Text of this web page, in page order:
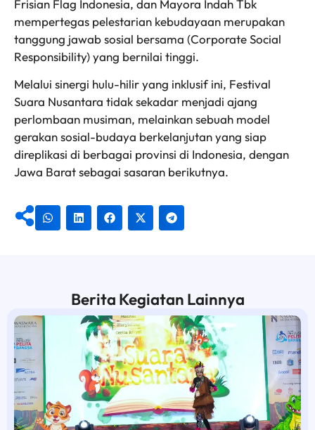
Frisian Flag Indonesia, dan Mayora Indah Tbk
mempertegas pelestarian kebudayaan merupakan
tanggung jawab sosial bersama (Corporate Social
Responsibility) yang bernilai tinggi.
Melalui sinergi hulu-hilir yang inklusif ini, Festival
Suara Nusantara tidak sekadar menjadi ajang
perlombaan musiman, melainkan sebuah model
gerakan sosial-budaya berkelanjutan yang siap
direplikasi di berbagai provinsi di Indonesia, dengan
Jawa Barat sebagai sasaran berikutnya.
Berita Kegiatan Lainnya